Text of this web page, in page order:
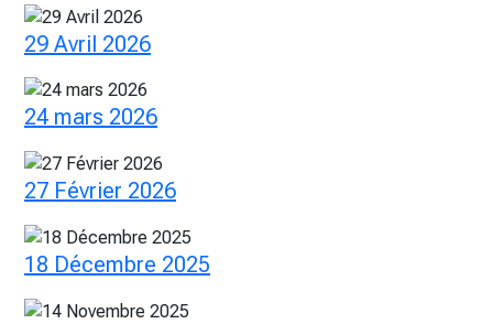
29 Avril 2026
24 mars 2026
27 Février 2026
18 Décembre 2025